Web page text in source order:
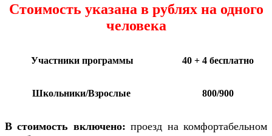
Стоимость указана в рублях на одного
человека
Участники программы 40 + 4 бесплатно
Школьники/Взрослые 800/900
В стоимость включено: проезд на комфортабельном